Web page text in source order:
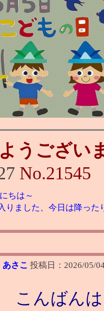
うござい
No.21545
ちは～
りました、今日は降っ
あさこ 投稿日： 2026/05/
こんばんは